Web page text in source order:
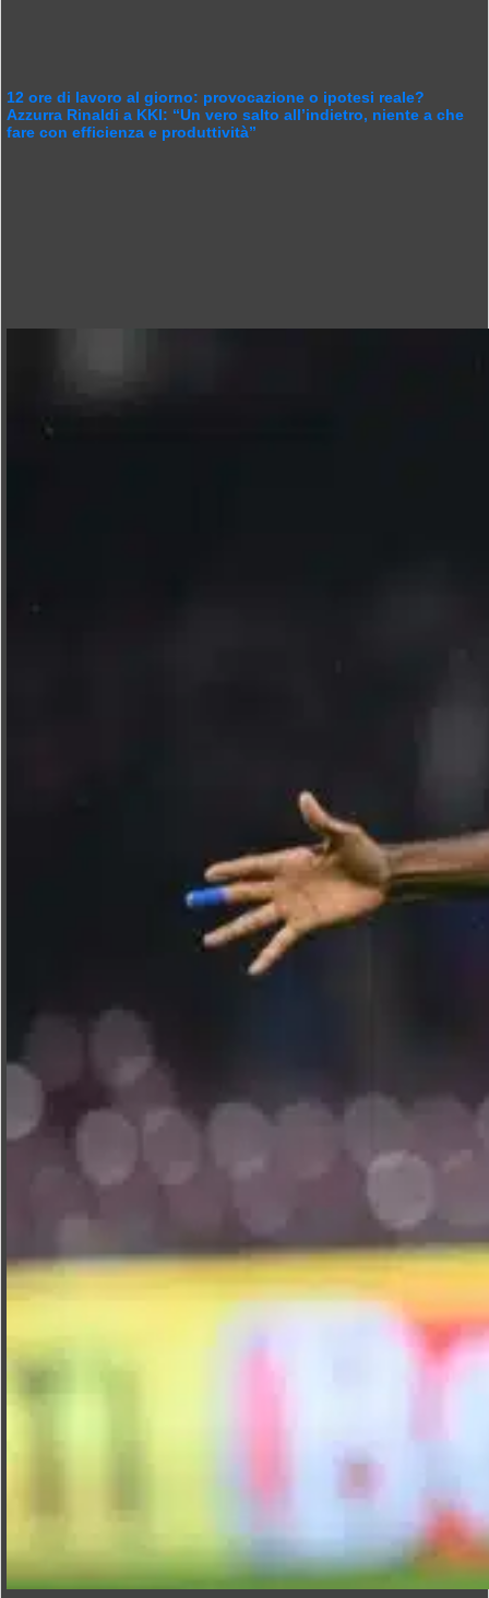
12 ore di lavoro al giorno: provocazione o ipotesi reale?
Azzurra Rinaldi a KKI: “Un vero salto all’indietro, niente a che
fare con efficienza e produttività”